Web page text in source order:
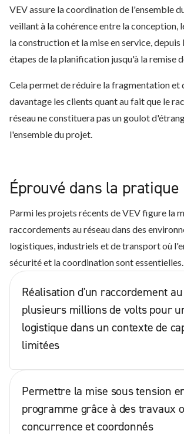
VEV assure la coordination de l'ensemble
veillant à la cohérence entre la conception,
la construction et la mise en service, depuis
étapes de la planification jusqu'à la remise
Cela permet de réduire la fragmentation et
davantage les clients quant au fait que le
réseau ne constituera pas un goulot
l'ensemble du projet.
Éprouvé dans la pratique
Parmi les projets récents de VEV figure la
raccordements au réseau dans des
logistiques, industriels et de transport où
sécurité et la coordination sont essentielles.
Réalisation d'un raccordement
plusieurs millions de volts pour
logistique dans un contexte de
limitées
Permettre la mise sous tension
programme grâce à des travaux
concurrence et coordonnés